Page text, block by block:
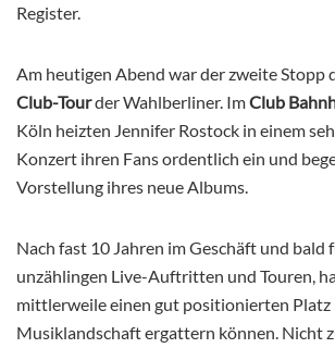
Register.
Am heutigen Abend war der zweite Stopp
Club-Tourder Wahlberliner. ImClub
Köln heizten Jennifer Rostock in einem
Konzert ihren Fans ordentlich ein und
Vorstellung ihres neue Albums.
Nach fast 10 Jahren im Geschäft und bald
unzählingen Live-Auftritten und Touren,
mittlerweile einen gut positionierten Platz
Musiklandschaft ergattern können. Nicht